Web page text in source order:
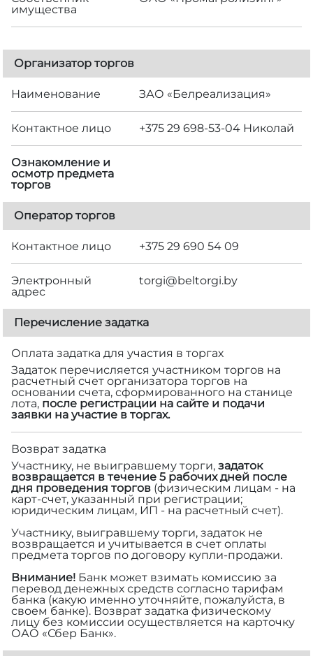
имущества
Организатор торгов
Наименование ЗАО «Белреализация»
Контактное лицо +375 29 698-53-04 Николай
Ознакомление и
осмотр предмета
торгов
Оператор торгов
Контактное лицо +375 29 690 54 09
Электронный
адрес
torgi@beltorgi.by
Перечисление задатка
Оплата задатка для участия в торгах
Задаток перечисляется участником торгов на
расчетный счет организатора торгов на
основании счета, сформированного на станице
лота, после регистрации на сайте и подачи
заявки на участие в торгах.
Возврат задатка
Участнику, не выигравшему торги, задаток
возвращается в течение 5 рабочих дней после
дня проведения торгов (физическим лицам - на
карт-счет, указанный при регистрации;
юридическим лицам, ИП - на расчетный счет).
Участнику, выигравшему торги, задаток не
возвращается и учитывается в счет оплаты
предмета торгов по договору купли-продажи.
Внимание! Банк может взимать комиссию за
перевод денежных средств согласно тарифам
банка (какую именно уточняйте, пожалуйста, в
своем банке). Возврат задатка физическому
лицу без комиссии осуществляется на карточку
ОАО «Сбер Банк».